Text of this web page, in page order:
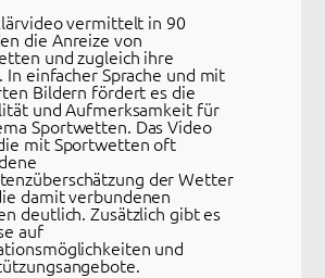
vermittelt in 90
die Anreize von
und zugleich ihre
In einfacher Sprache und mit
Bildern fördert es die
und Aufmerksamkeit für
Sportwetten. Das Video
mit Sportwetten oft
der Wetter
damit verbundenen
deutlich. Zusätzlich gibt es
auf
und